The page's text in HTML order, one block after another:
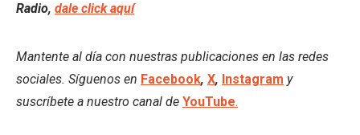
Radio, dale click aquí
Mantente al día con nuestras publicaciones en las redes
sociales. Síguenos en Facebook, X, Instagram y
suscríbete a nuestro canal de YouTube.